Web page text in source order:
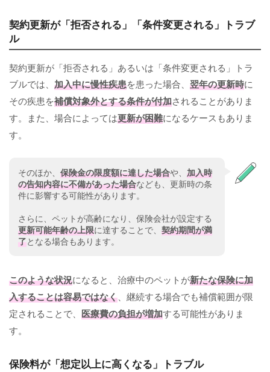
契約更新が「拒否される」「条件変更される」トラブ
ル
契約更新が「拒否される」あるいは「条件変更される」トラ
ブルでは、 加入中に慢性疾患を患った場合、 翌年の更新時に
その疾患を補償対象外とする条件が付加されることがありま
す。また、場合によっては更新が困難になるケースもありま
す。
そのほか、 保険金の限度額に達した場合や、 加入時
の告知内容に不備があった場合なども、更新時の条
件に影響する可能性があります。
さらに、ペットが高齢になり、保険会社が設定する
更新可能年齢の上限に達することで、 契約期間が満
了となる場合もあります。
このような状況になると、治療中のペットが新たな保険に加
入することは容易ではなく 、継続する場合でも補償範囲が限
定されることで、 医療費の負担が増加する可能性がありま
す。
保険料が「想定以上に高くなる」トラブル